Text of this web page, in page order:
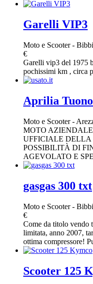
Garelli VIP3
Moto e Scooter-
€
Garelli vip3 del 1975
pochissimi km , circa
Aprilia
Moto e Scooter-
MOTO
UFFICIALE DELLA
POSSIBILITÀ DI
AGEVOLATO E
gasgas 300 txt
Moto e Scooter-
€
Come da titolo vendo
limitata, anno 2007,
ottima compressore!
Scooter 125